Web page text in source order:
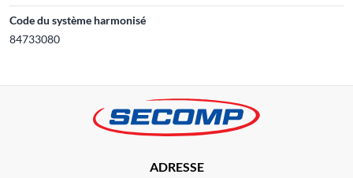
Code du système harmonisé
84733080
ADRESSE